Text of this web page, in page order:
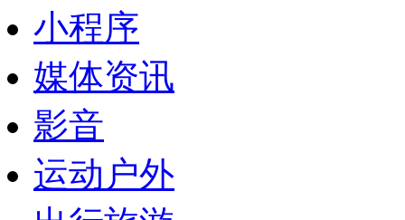
小程序
媒体资讯
影音
运动户外